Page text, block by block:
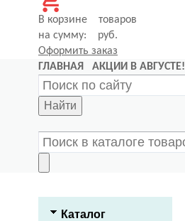
В корзине
товаров
на сумму:
руб.
Оформить заказ
ГЛАВНАЯ
АКЦИИ В АВГУСТЕ!
Найти
Каталог